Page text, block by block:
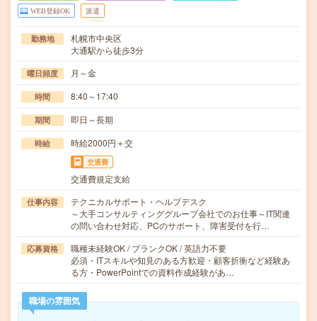
WEB登録OK 派遣
勤務地
札幌市中央区
大通駅から徒歩3分
曜日頻度 月～金
時間 8:40～17:40
期間 即日～長期
時給 時給2000円＋交
交通費
交通費規定支給
仕事内容
テクニカルサポート・ヘルプデスク
～大手コンサルティンググループ会社でのお仕事～IT関連
の問い合わせ対応、PCのサポート、障害受付を行…
応募資格
職種未経験OK / ブランクOK / 英語力不要
必須・ITスキルや知見のある方歓迎・顧客折衝など経験あ
る方・PowerPointでの資料作成経験があ…
職場の雰囲気